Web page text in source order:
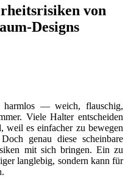
von
Designs
— weich, flauschig,
Viele Halter entscheiden
weil es einfacher zu bewegen
genau diese scheinbare
mit sich bringen. Ein zu
langlebig, sondern kann für